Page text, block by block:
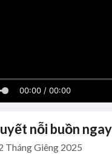
00:00 / 00:00
nỗi buồn
Tháng Giêng 2025